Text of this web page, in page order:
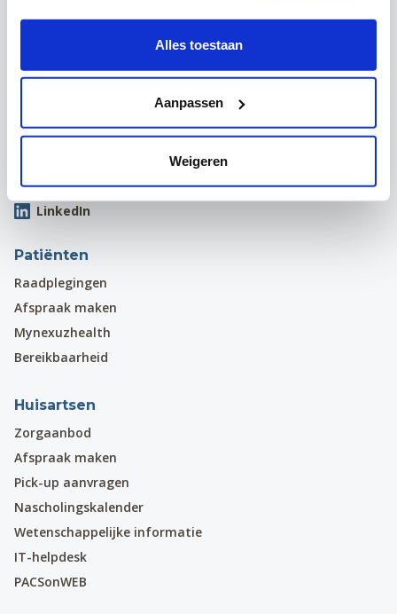
Alles toestaan
Aanpassen
Weigeren
1970 Wezembeek-Oppem
Onthaal:016 31 01 00
Volg ons
Instagram
LinkedIn
Patiënten
Raadplegingen
Afspraak maken
Mynexuzhealth
Bereikbaarheid
Huisartsen
Zorgaanbod
Afspraak maken
Pick-up aanvragen
Nascholingskalender
Wetenschappelijke informatie
IT-helpdesk
PACSonWEB